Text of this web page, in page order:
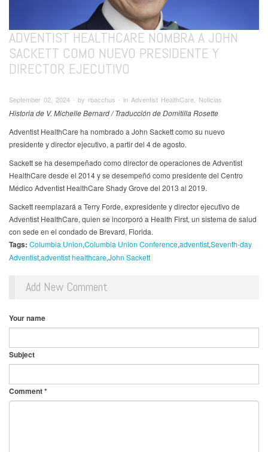
ADVENTIST HEALTHCARE NOMBRA A JOHN
SACKETT COMO NUEVO PRESIDENTE Y
DIRECTOR EJECUTIVO
September 02, 2024 ∙ by rbacchus ∙ in Adventist HealthCare, Noticias
Historia de V. Michelle Bernard / Traducción de Domitilla Rosette
Adventist HealthCare ha nombrado a John Sackett como su nuevo
presidente y director ejecutivo, a partir del 4 de agosto.
Sackett se ha desempeñado como director de operaciones de Adventist
HealthCare desde el 2014 y se desempeñó como presidente del Centro
Médico Adventist HealthCare Shady Grove del 2013 al 2019.
Sackett reemplazará a Terry Forde, expresidente y director ejecutivo de
Adventist HealthCare, quien se incorporó a Health First, un sistema de salud
con sede en el condado de Brevard, Florida.
Tags: Columbia Union Columbia Union ConferenceadventistSeventh-day
Adventistadventist healthcareJohn Sackett
Add New Comment
Your name
Subject
Comment*